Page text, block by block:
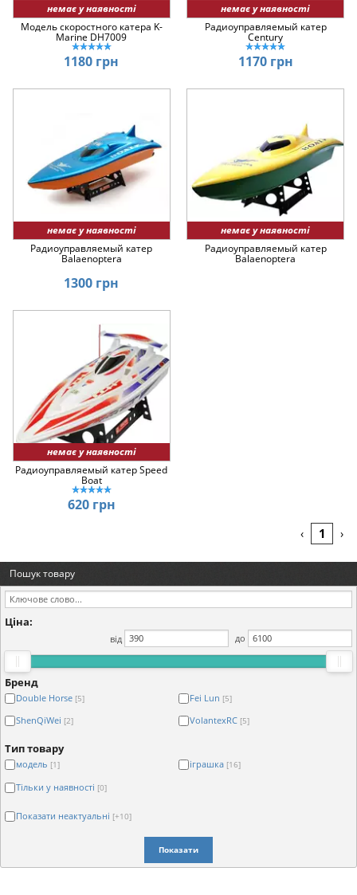
немає у наявності
Модель скоростного катера K-
Marine DH7009
1180 грн
немає у наявності
Радиоуправляемый катер
Century
1170 грн
немає у наявності
Радиоуправляемый катер
Balaenoptera
1300 грн
немає у наявності
Радиоуправляемый катер
Balaenoptera
немає у наявності
Радиоуправляемый катер Speed
Boat
620 грн
‹ 1 ›
Пошук товару
Ціна:
від до
Бренд
Double Horse [5] Fei Lun [5]
ShenQiWei [2] VolantexRC [5]
Тип товару
модель [1] іграшка [16]
Тільки у наявності [0]
Показати неактуальні [+10]
Показати